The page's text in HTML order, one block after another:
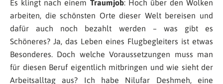
Es klingt nach einem Traumjob: Hoch über den Wolken
arbeiten, die schönsten Orte dieser Welt bereisen und
dafür auch noch bezahlt werden – was gibt es
Schöneres? Ja, das Leben eines Flugbegleiters ist etwas
Besonderes. Doch welche Voraussetzungen muss man
für diesen Beruf eigentlich mitbringen und wie sieht der
Arbeitsalltag aus? Ich habe Nilufar Deshmeh, eine